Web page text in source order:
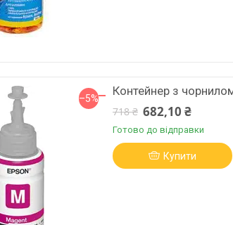
–5%
Контейнер з
718 ₴ 682,10 ₴
Готово до відправки
Купити